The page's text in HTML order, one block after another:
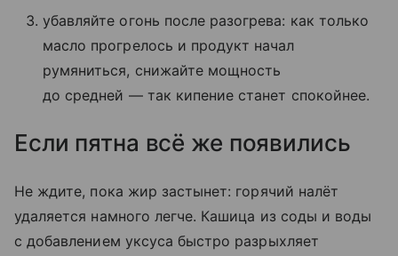
убавляйте огонь после разогрева: как только
масло прогрелось и продукт начал
румяниться, снижайте мощность
до средней — так кипение станет спокойнее.
Если пятна всё же появились
Не ждите, пока жир застынет: горячий налёт
удаляется намного легче. Кашица из соды и воды
с добавлением уксуса быстро разрыхляет